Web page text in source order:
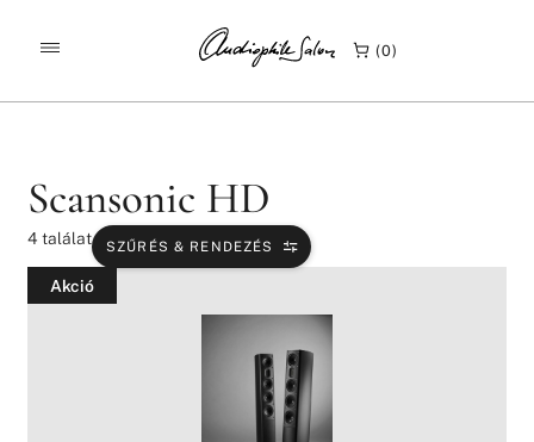
0
KEZDŐLAP TERMÉKEK / MÁRKÁINK / SCANSONIC HD
Scansonic HD
4 találat SZŰRÉS & RENDEZÉS
Akció